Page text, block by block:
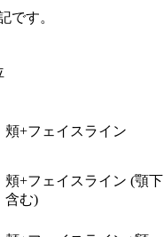
です。
頬+フェイスライン
頬+フェイスライン (顎下
含む)